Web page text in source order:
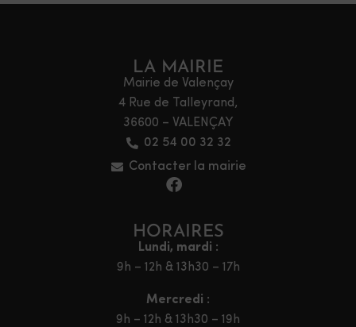
LA MAIRIE
Mairie de Valençay
4 Rue de Talleyrand,
36600 – VALENÇAY
02 54 00 32 32
Contacter la mairie
HORAIRES
Lundi, mardi :
9h – 12h & 13h30 – 17h
Mercredi :
9h – 12h & 13h30 – 19h